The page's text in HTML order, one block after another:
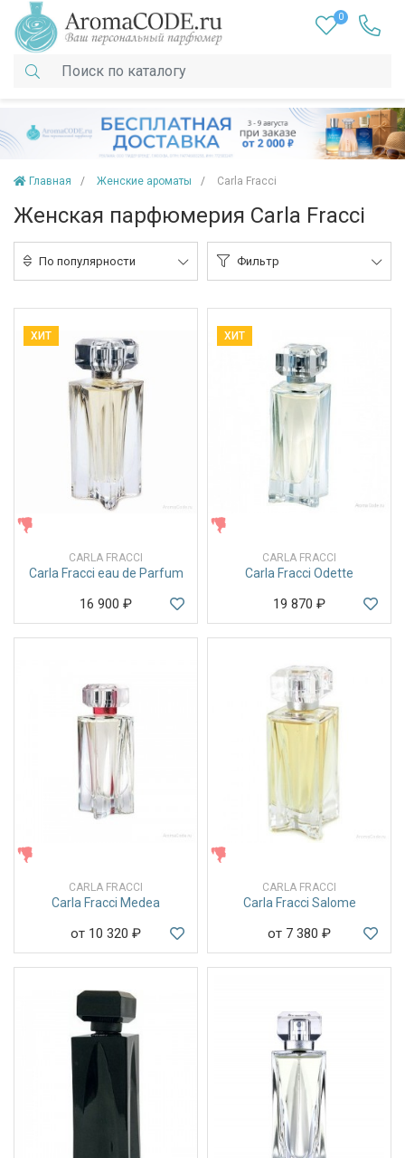
0
Главная Женские ароматы Carla Fracci
Женская парфюмерия Carla Fracci
По популярности Фильтр
ХИТ
CARLA FRACCI
Carla Fracci eau de Parfum
16 900 ₽
ХИТ
CARLA FRACCI
Carla Fracci Odette
19 870 ₽
CARLA FRACCI
Carla Fracci Medea
от 10 320 ₽
CARLA FRACCI
Carla Fracci Salome
от 7 380 ₽